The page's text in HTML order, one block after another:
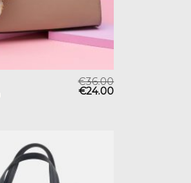
€36.00
€24.00